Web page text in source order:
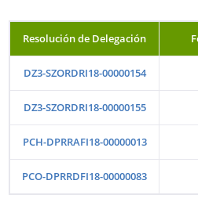
Resolución de Delegación
DZ3-SZORDRI18-00000154
DZ3-SZORDRI18-00000155
PCH-DPRRAFI18-00000013
PCO-DPRRDFI18-00000083